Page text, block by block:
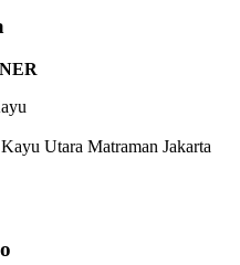
Utara Matraman Jakarta